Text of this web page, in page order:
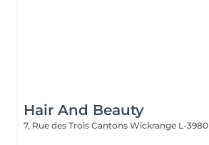
Hair And Beauty
7, Rue des Trois Cantons Wickrange L-3980